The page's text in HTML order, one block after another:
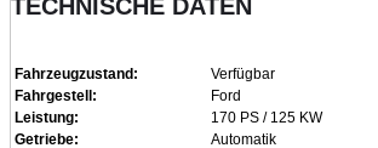
TECHNISCHE DATEN
Fahrzeugzustand:
Verfügbar
Fahrgestell:
Ford
Leistung:
170 PS / 125 KW
Getriebe:
Automatik